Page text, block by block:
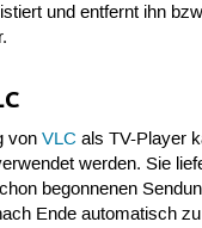
und entfernt ihn
von VLC als TV-Player
werden. Sie
begonnenen
Ende automatisch